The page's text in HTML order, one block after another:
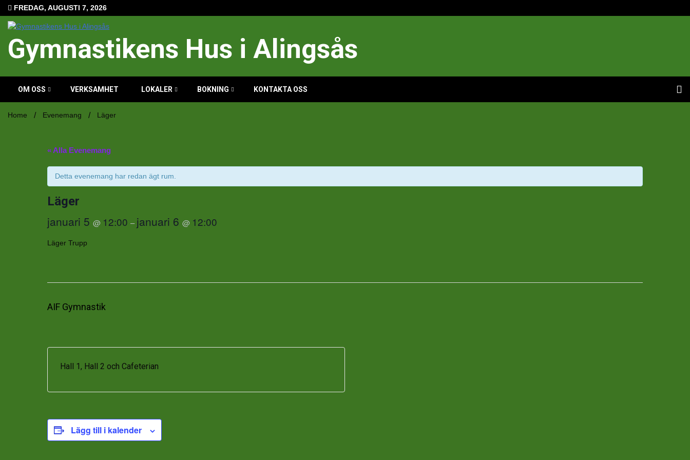
Hoppa
till
innehåll
FREDAG, AUGUSTI 7, 2026
Gymnastikens Hus i Alingsås
OM OSS VERKSAMHET LOKALER BOKNING KONTAKTA OSS
Home Evenemang Läger
« Alla Evenemang
Detta evenemang har redan ägt rum.
Läger
januari 5 @ 12:00 –januari 6 @ 12:00
Läger Trupp
AIF Gymnastik
Hall 1, Hall 2 och Cafeterian
Lägg till i kalender